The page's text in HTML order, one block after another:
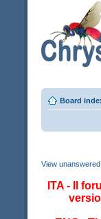
Board
View
ITA - Il